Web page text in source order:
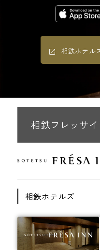
相鉄ホテル
相鉄フレッサ
相鉄ホテルズ